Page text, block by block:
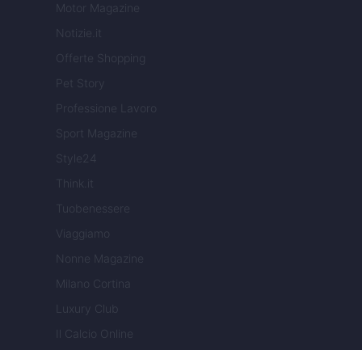
Motor Magazine
Notizie.it
Offerte Shopping
Pet Story
Professione Lavoro
Sport Magazine
Style24
Think.it
Tuobenessere
Viaggiamo
Nonne Magazine
Milano Cortina
Luxury Club
Il Calcio Online